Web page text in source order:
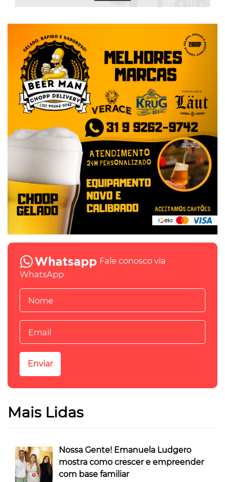
Fale conosco via
WhatsApp
Mais Lidas
Nossa Gente! Emanuela Ludgero
mostra como crescer e empreender
com base familiar